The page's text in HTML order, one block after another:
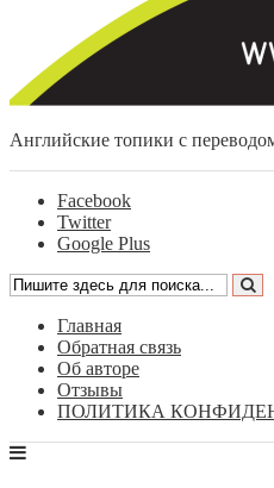
Английские топики с
Facebook
Twitter
Google Plus
Главная
Обратная связь
Об авторе
Отзывы
ПОЛИТИКА